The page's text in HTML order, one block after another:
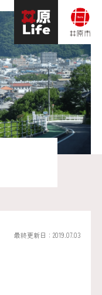
最終更新日：2019.07.03